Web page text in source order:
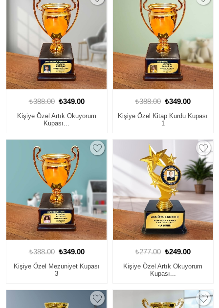
₺388.00 ₺349.00
Kişiye Özel Artık Okuyorum
Kupası...
₺388.00 ₺349.00
Kişiye Özel Kitap Kurdu Kupası
1
₺388.00 ₺349.00
Kişiye Özel Mezuniyet Kupası
3
₺277.00 ₺249.00
Kişiye Özel Artık Okuyorum
Kupası...